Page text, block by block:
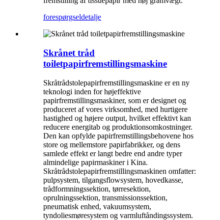
forespørgseldetalje
Skrånet tråd
toiletpapirfremstillingsmaskine
Skråtrådstolepapirfremstillingsmaskine er en ny
teknologi inden for højeffektive
papirfremstillingsmaskiner, som er designet og
produceret af vores virksomhed, med hurtigere
hastighed og højere output, hvilket effektivt kan
reducere energitab og produktionsomkostninger.
Den kan opfylde papirfremstillingsbehovene hos
store og mellemstore papirfabrikker, og dens
samlede effekt er langt bedre end andre typer
almindelige papirmaskiner i Kina.
Skråtrådstolepapirfremstillingsmaskinen omfatter:
pulpsystem, tilgangsflowsystem, hovedkasse,
trådformningssektion, tørresektion,
oprulningssektion, transmissionssektion,
pneumatisk enhed, vakuumsystem,
tyndoliesmøresystem og varmluftåndingssystem.